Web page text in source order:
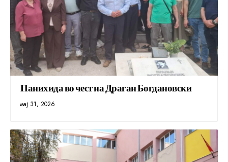
Панихида во чест на Драган Богдановски
мај 31, 2026